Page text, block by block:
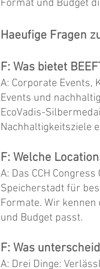
Format und Budget
Haeufige Fragen
F: Was bietet
A: Corporate Events,
Events und
EcoVadis-
Nachhaltigkeitsziele
F: Welche
A: Das CCH
Speicherstadt für
Formate. Wir
und Budget passt.
F: Was
A: Drei Dinge: